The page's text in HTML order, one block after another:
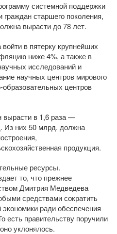
системной поддержки
старшего поколения,
вырасти до 78 лет.
в пятерку крупнейших
ниже 4%, а также в
исследований и
научных центров мирового
образовательных центров
вырасти в 1,6 раза —
Из них 50 млрд. должна
продукция.
ресурсы.
то, что прежнее
Дмитрия Медведева
средствами сократить
ради обеспечения
есть правительству поручили
уклонялось.